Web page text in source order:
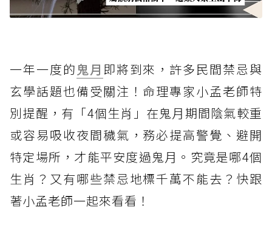
一年一度的鬼月 即將到來，許多民間禁忌與
玄學話題也備受關注！命理專家小孟老師特
別提醒，有「4個生肖」在鬼月期間陰氣較重
或容易吸收夜間穢氣，務必提高警覺、避開
特定場所，才能平安度過鬼月。究竟是哪4個
生肖？又有哪些禁忌地標千萬不能去？快跟
著小孟老師一起來看看！